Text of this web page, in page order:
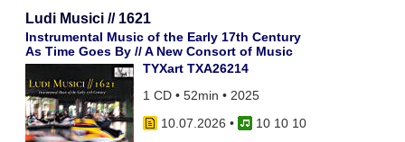
Ludi Musici // 1621
Instrumental Music of the Early 17th Century
As Time Goes By // A New Consort of Music
TYXart TXA26214
1 CD • 52min • 2025
10.07.2026 •
10 10 10